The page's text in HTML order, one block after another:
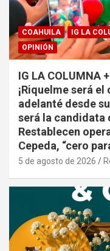
COAHUILA IG LA
OPINIÓN
IG LA COLUMNA
¡Riquelme será
adelanté desde
será la candidata
Restablecen
Cepeda, “cero
5 de agosto de 2026